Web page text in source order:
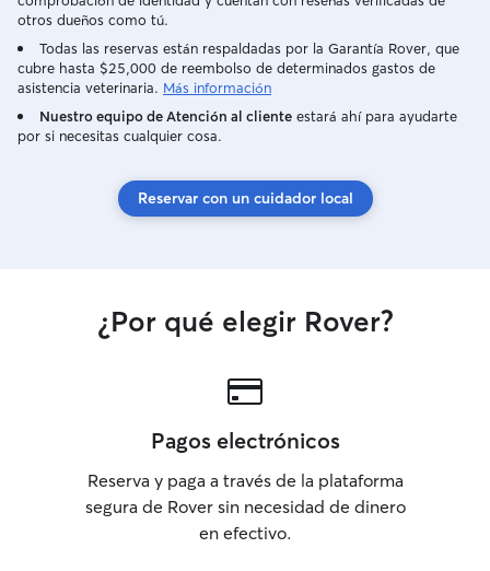
otros dueños como tú.
Todas las reservas están respaldadas por la Garantía Rover, que
cubre hasta $25,000 de reembolso de determinados gastos de
asistencia veterinaria. Más información
Nuestro equipo de Atención al cliente estará ahí para ayudarte
por si necesitas cualquier cosa.
Reservar con un cuidador local
¿Por qué elegir Rover?
Pagos electrónicos
Reserva y paga a través de la plataforma
segura de Rover sin necesidad de dinero
en efectivo.